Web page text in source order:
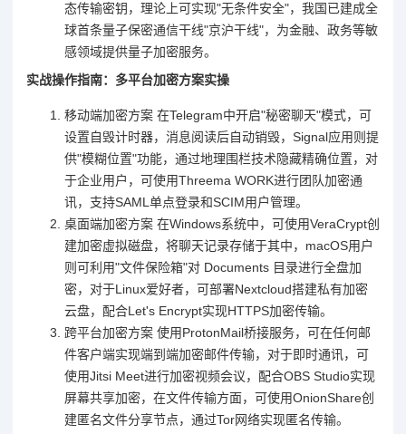
态传输密钥，理论上可实现"无条件安全"，我国已建成全
球首条量子保密通信干线"京沪干线"，为金融、政务等敏
感领域提供量子加密服务。
实战操作指南：多平台加密方案实操
移动端加密方案 在Telegram中开启"秘密聊天"模式，可
设置自毁计时器，消息阅读后自动销毁，Signal应用则提
供"模糊位置"功能，通过地理围栏技术隐藏精确位置，对
于企业用户，可使用Threema WORK进行团队加密通
讯，支持SAML单点登录和SCIM用户管理。
桌面端加密方案 在Windows系统中，可使用VeraCrypt创
建加密虚拟磁盘，将聊天记录存储于其中，macOS用户
则可利用"文件保险箱"对 Documents 目录进行全盘加
密，对于Linux爱好者，可部署Nextcloud搭建私有加密
云盘，配合Let's Encrypt实现HTTPS加密传输。
跨平台加密方案 使用ProtonMail桥接服务，可在任何邮
件客户端实现端到端加密邮件传输，对于即时通讯，可
使用Jitsi Meet进行加密视频会议，配合OBS Studio实现
屏幕共享加密，在文件传输方面，可使用OnionShare创
建匿名文件分享节点，通过Tor网络实现匿名传输。